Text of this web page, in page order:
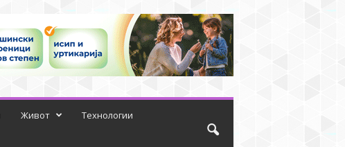
Живот Технологии